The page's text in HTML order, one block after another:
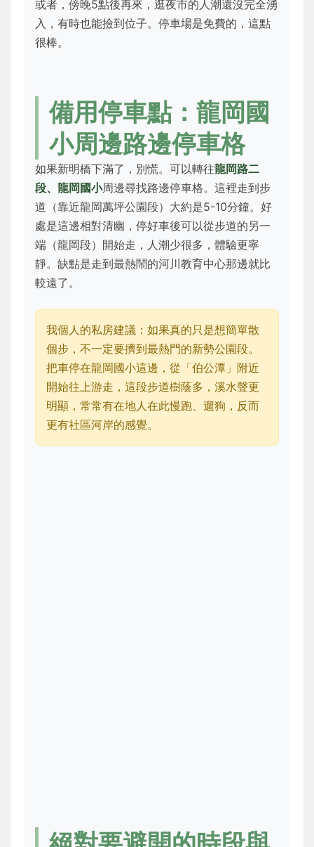
或者，傍晚5點後再來，逛夜市的人潮還沒完全湧
入，有時也能撿到位子。停車場是免費的，這點
很棒。
備用停車點：龍岡國
小周邊路邊停車格
如果新明橋下滿了，別慌。可以轉往龍岡路二
段、龍岡國小周邊尋找路邊停車格。這裡走到步
道（靠近龍岡萬坪公園段）大約是5-10分鐘。好
處是這邊相對清幽，停好車後可以從步道的另一
端（龍岡段）開始走，人潮少很多，體驗更寧
靜。缺點是走到最熱鬧的河川教育中心那邊就比
較遠了。
我個人的私房建議：如果真的只是想簡單散
個步，不一定要擠到最熱門的新勢公園段。
把車停在龍岡國小這邊，從「伯公潭」附近
開始往上游走，這段步道樹蔭多，溪水聲更
明顯，常常有在地人在此慢跑、遛狗，反而
更有社區河岸的感覺。